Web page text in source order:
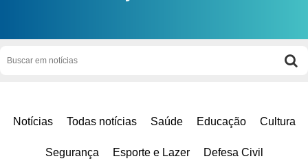
Notícias Todas notícias Saúde Educação Cultura
Segurança Esporte e Lazer Defesa Civil